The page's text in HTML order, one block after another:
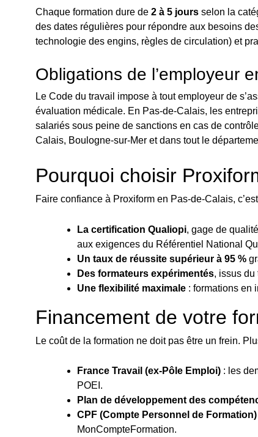
Chaque formation dure de 2 à 5 jours selon la
des dates régulières pour répondre aux besoins
technologie des engins, règles de circulation) et
Obligations de l’employeur
Le Code du travail impose à tout employeur de
évaluation médicale. En Pas-de-Calais, les
salariés sous peine de sanctions en cas de
Calais, Boulogne-sur-Mer et dans tout le
Pourquoi choisir
Faire confiance à Proxiform en Pas-de-Calais,
La certification Qualiopi, gage de
aux exigences du Référentiel National
Un taux de réussite supérieur à 95 %
Des formateurs expérimentés, issus
Une flexibilité maximale : formations en
Financement de votre
Le coût de la formation ne doit pas être un frein.
France Travail (ex-Pôle Emploi) : les
POEI.
Plan de développement des
CPF (Compte Personnel de Formation)
MonCompteFormation.